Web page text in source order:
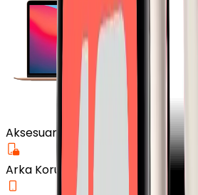
Aksesuar
Arka Koruma Kılıf